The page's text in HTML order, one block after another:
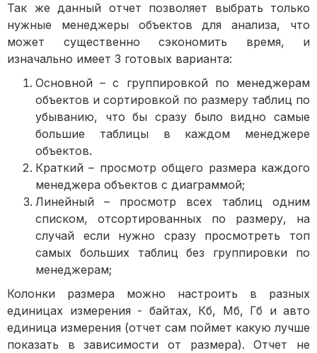
Так же данный отчет позволяет выбрать только
нужные менеджеры объектов для анализа, что
может существенно сэкономить время, и
изначально имеет 3 готовых варианта:
Основной – с группировкой по менеджерам
объектов и сортировкой по размеру таблиц по
убыванию, что бы сразу было видно самые
большие таблицы в каждом менеджере
объектов.
Краткий – просмотр общего размера каждого
менеджера объектов с диаграммой;
Линейный – просмотр всех таблиц одним
списком, отсортированных по размеру, на
случай если нужно сразу просмотреть топ
самых больших таблиц без группировки по
менеджерам;
Колонки размера можно настроить в разных
единицах измерения - байтах, Кб, Мб, Гб и авто
единица измерения (отчет сам поймет какую лучше
показать в зависимости от размера). Отчет не